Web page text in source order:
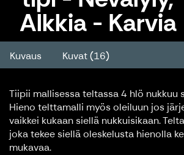
Alkkia - Karvia
Kuvaus Kuvat (16)
Tiipii mallisessa teltassa 4 hlö nukkuu
Hieno telttamalli myös oleiluun jos
vaikkei kukaan siellä nukkuisikaan.
joka tekee siellä oleskelusta hienolla
mukavaa.